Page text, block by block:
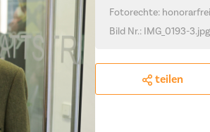
Fotorechte: honorarfrei
Bild Nr.: IMG_0193-3.jpg
teilen